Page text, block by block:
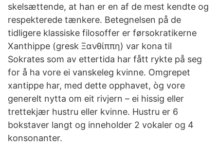
skelsættende, at han er en af de mest kendte og
respekterede tænkere. Betegnelsen på de
tidligere klassiske filosoffer er førsokratikerne
Xanthippe (gresk Ξανθίππη) var kona til
Sokrates som av ettertida har fått rykte på seg
for å ha vore ei vanskeleg kvinne. Omgrepet
xantippe har, med dette opphavet, òg vore
generelt nytta om eit rivjern – ei hissig eller
trettekjær hustru eller kvinne. Hustru er 6
bokstaver langt og inneholder 2 vokaler og 4
konsonanter.